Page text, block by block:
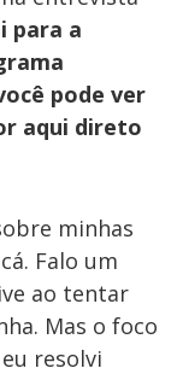
para a
pode ver
aqui direto
minhas
Falo um
ao tentar
Mas o foco
resolvi